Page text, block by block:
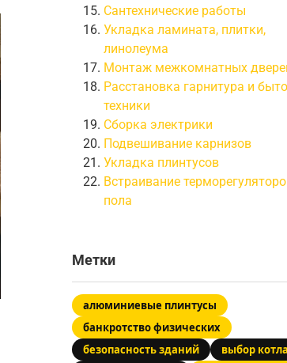
Сантехнические работы
Укладка ламината, плитки,
линолеума
Монтаж межкомнатных
Расстановка гарнитура и
техники
Сборка электрики
Подвешивание карнизов
Укладка плинтусов
Встраивание
пола
Метки
алюминиевые плинтусы
банкротство физических
безопасность зданий
выбор котла